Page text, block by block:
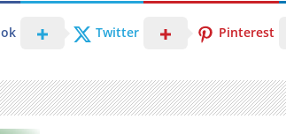
Twitter Pinterest